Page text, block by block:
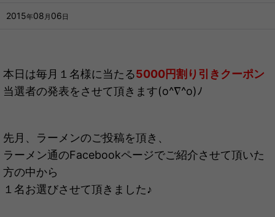
2015年08 月 06 日
本日は毎月１名様に当たる5000円割り引きクーポン
当選者の発表をさせて頂きます(o^∇^o)ﾉ
先月、ラーメンのご投稿を頂き、
ラーメン通のFacebookページでご紹介させて頂いた
方の中から
１名お選びさせて頂きました♪